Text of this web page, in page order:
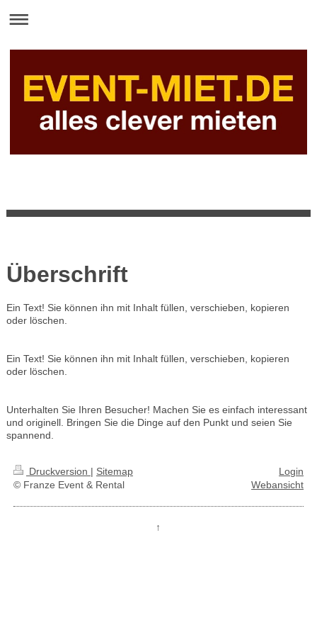
Überschrift
Ein Text! Sie können ihn mit Inhalt füllen, verschieben, kopieren
oder löschen.
Ein Text! Sie können ihn mit Inhalt füllen, verschieben, kopieren
oder löschen.
Unterhalten Sie Ihren Besucher! Machen Sie es einfach interessant
und originell. Bringen Sie die Dinge auf den Punkt und seien Sie
spannend.
Druckversion | Sitemap
© Franze Event & Rental
Login
Webansicht
↑